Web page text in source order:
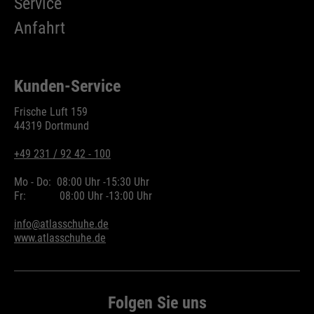
Zweck
Anbieter
Laufzeit
24 Monate
Zweck
Wird für das Facebook Pixel
Anfahrt
Kunden-Service
Frische Luft 159
44319 Dortmund
+49 231 / 92 42 - 100
Mo - Do: 08:00 Uhr -15:30 Uhr
Fr:
08:00 Uhr -13:00 Uhr
info@atlasschuhe.de
www.atlasschuhe.de
Folgen Sie uns